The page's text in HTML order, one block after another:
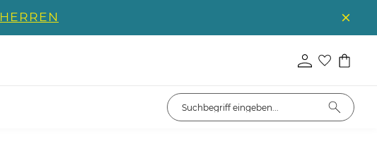
HERREN